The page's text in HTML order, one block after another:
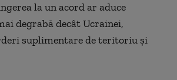
la un acord ar aduce
degrabă decât Ucrainei,
suplimentare de teritoriu şi